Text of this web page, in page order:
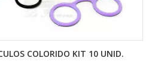
COLORIDO KIT 10 UNID.